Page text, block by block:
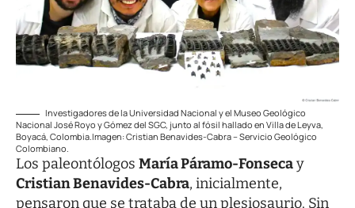
Investigadores de la Universidad Nacional y el Museo Geológico
Nacional José Royo y Gómez del SGC, junto al fósil hallado en Villa de Leyva,
Boyacá, Colombia.Imagen: Cristian Benavides-Cabra – Servicio Geológico
Colombiano.
Los paleontólogos María Páramo-Fonsecay
Cristian Benavides-Cabra, inicialmente,
pensaron que se trataba de un plesiosaurio. Sin